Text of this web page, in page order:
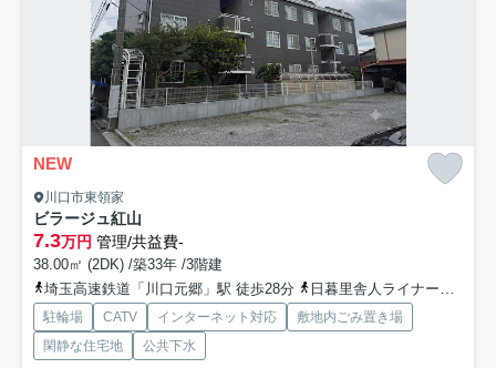
NEW
川口市東領家
ビラージュ紅山
7.3万円 管理/共益費-
38.00㎡ (2DK) /築33年 /3階建
埼玉高速鉄道「川口元郷」駅 徒歩28分
日暮里舎人ライナー「舎人公園」駅 徒歩24分
駐輪場 CATV インターネット対応
敷地内ごみ置き場
閑静な住宅地
公共下水